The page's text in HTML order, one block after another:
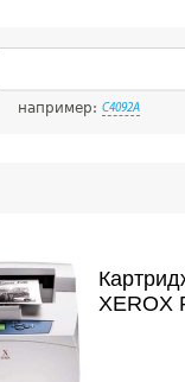
например: C4092A
XEROX